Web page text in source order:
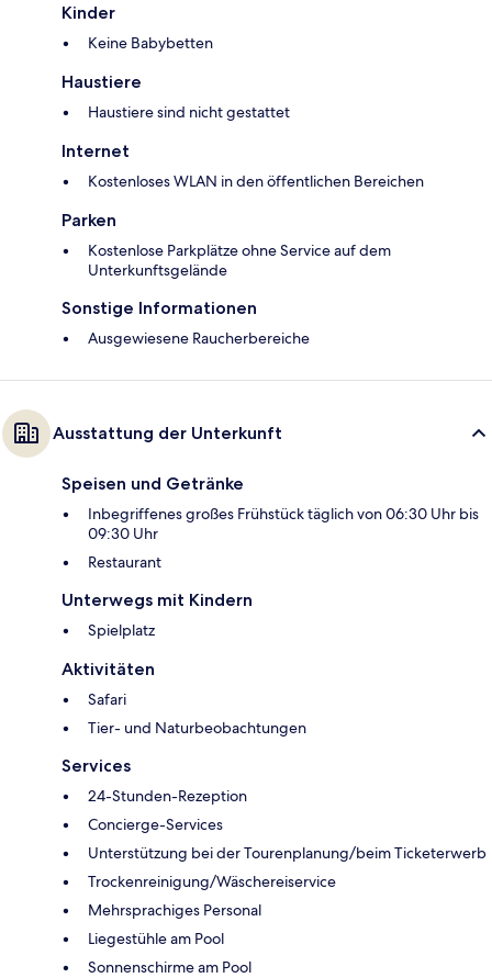
Kinder
Keine Babybetten
Haustiere
Haustiere sind nicht gestattet
Internet
Kostenloses WLAN in den öffentlichen Bereichen
Parken
Kostenlose Parkplätze ohne Service auf dem
Unterkunftsgelände
Sonstige Informationen
Ausgewiesene Raucherbereiche
Ausstattung der Unterkunft
Speisen und Getränke
Inbegriffenes großes Frühstück täglich von 06:30 Uhr bis
09:30 Uhr
Restaurant
Unterwegs mit Kindern
Spielplatz
Aktivitäten
Safari
Tier- und Naturbeobachtungen
Services
24-Stunden-Rezeption
Concierge-Services
Unterstützung bei der Tourenplanung/beim Ticketerwerb
Trockenreinigung/Wäschereiservice
Mehrsprachiges Personal
Liegestühle am Pool
Sonnenschirme am Pool